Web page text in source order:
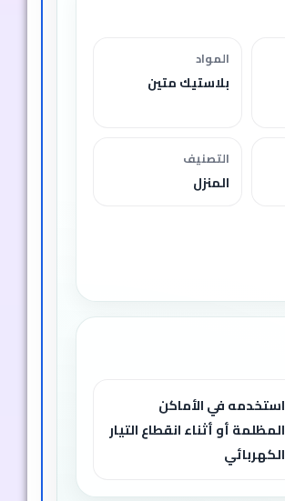
المواد
بلاستيك متين
التصنيف
المنزل
استخدمه في الأماكن
المظلمة أو أثناء انقطاع التيار
الكهربائي